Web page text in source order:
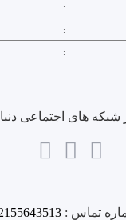
:
:
:
شبکه های اجتماعی
تماس :